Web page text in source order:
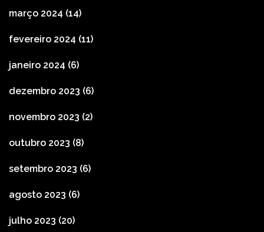
março 2024 (14)
fevereiro 2024 (11)
janeiro 2024 (6)
dezembro 2023 (6)
novembro 2023 (2)
outubro 2023 (8)
setembro 2023 (6)
agosto 2023 (6)
julho 2023 (20)